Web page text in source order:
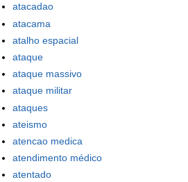
atacadao
atacama
atalho espacial
ataque
ataque massivo
ataque militar
ataques
ateismo
atencao medica
atendimento médico
atentado